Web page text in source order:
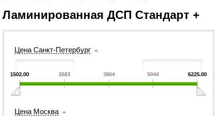
Ламинированная ДСП Cтандарт +
Цена Санкт-Петербург
1502.00 2683 3864 5044 6225.00
Цена Москва